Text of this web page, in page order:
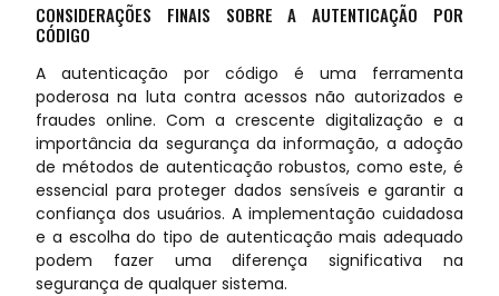
CONSIDERAÇÕES FINAIS SOBRE A AUTENTICAÇÃO POR
CÓDIGO
A autenticação por código é uma ferramenta
poderosa na luta contra acessos não autorizados e
fraudes online. Com a crescente digitalização e a
importância da segurança da informação, a adoção
de métodos de autenticação robustos, como este, é
essencial para proteger dados sensíveis e garantir a
confiança dos usuários. A implementação cuidadosa
e a escolha do tipo de autenticação mais adequado
podem fazer uma diferença significativa na
segurança de qualquer sistema.